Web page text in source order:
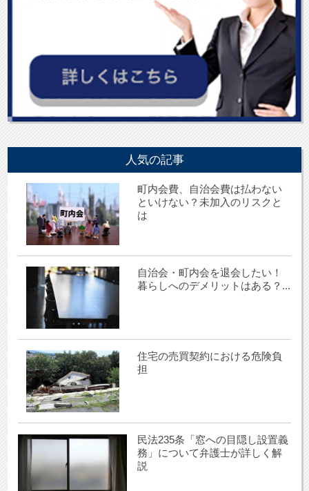
人気の記事
町内会費、自治会費は払わない
といけない？未加入のリスクと
は
自治会・町内会を退会したい！
暮らしへのデメリットはある？...
住宅の売買契約における危険負
担
民法235条「窓への目隠し設置義
務」について弁護士が詳しく解
説